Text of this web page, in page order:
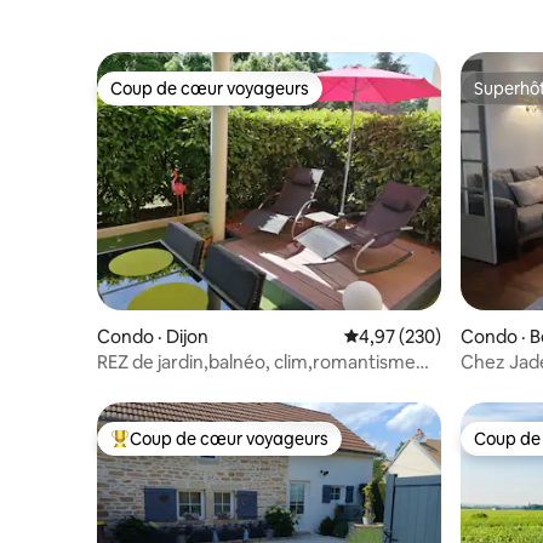
Coup de cœur voyageurs
Coup de cœur voyageurs
Condo · Dijon Note moyenne de 4,97
4,97 (230)
REZ de jardin,balnéo, clim,romantisme
Condo ·
Chez
Coup de cœur voyageurs parmi les plus aimés
Coup de cœur voyageurs Coup
Coup